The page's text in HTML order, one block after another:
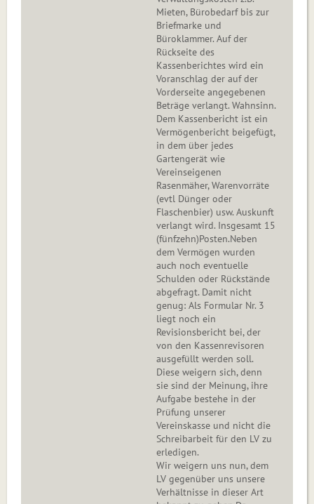
Mieten, Bürobedarf bis zur
Briefmarke und
Büroklammer. Auf der
Rückseite des
Kassenberichtes wird ein
Voranschlag der auf der
Vorderseite angegebenen
Beträge verlangt. Wahnsinn.
Dem Kassenbericht ist ein
Vermögenbericht beigefügt,
in dem über jedes
Gartengerät wie
Vereinseigenen
Rasenmäher, Warenvorräte
(evtl Dünger oder
Flaschenbier) usw. Auskunft
verlangt wird. Insgesamt 15
(fünfzehn)Posten.Neben
dem Vermögen wurden
auch noch eventuelle
Schulden oder Rückstände
abgefragt. Damit nicht
genug: Als Formular Nr. 3
liegt noch ein
Revisionsbericht bei, der
von den Kassenrevisoren
ausgefüllt werden soll.
Diese weigern sich, denn
sie sind der Meinung, ihre
Aufgabe bestehe in der
Prüfung unserer
Vereinskasse und nicht die
Schreibarbeit für den LV zu
erledigen.
Wir weigern uns nun, dem
LV gegenüber uns unsere
Verhältnisse in dieser Art